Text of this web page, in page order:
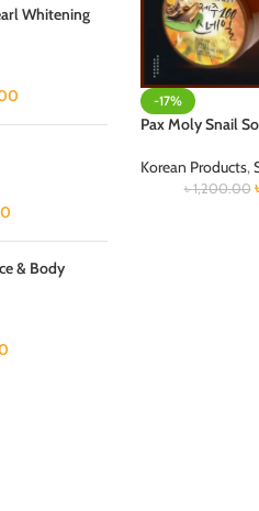
Whitening
& Body
-17%
Pax Moly Snail
Korean Products,
৳1,200.00